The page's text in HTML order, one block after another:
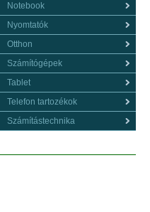
Notebook
Nyomtatók
Otthon
Számítógépek
Tablet
Telefon tartozékok
Számítástechnika